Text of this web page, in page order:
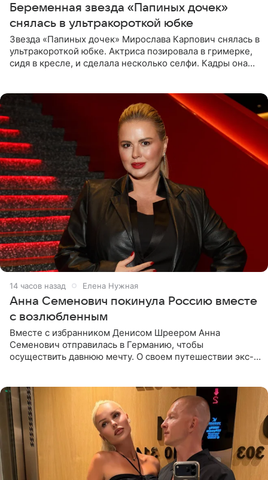
Беременная звезда «Папиных дочек»
снялась в ультракороткой юбке
Звезда «Папиных дочек» Мирослава Карпович снялась в
ультракороткой юбке. Актриса позировала в гримерке,
сидя в кресле, и сделала несколько селфи. Кадры она
14 часов назад Елена Нужная
Анна Семенович покинула Россию вместе
с возлюбленным
Вместе с избранником Денисом Шреером Анна
Семенович отправилась в Германию, чтобы
осуществить давнюю мечту. О своем путешествии экс-